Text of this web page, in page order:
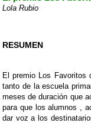
Lola Rubio
RESUMEN
El premio Los Favoritos
tanto de la escuela
meses de duración que
para que los alumnos ,
dar voz a los